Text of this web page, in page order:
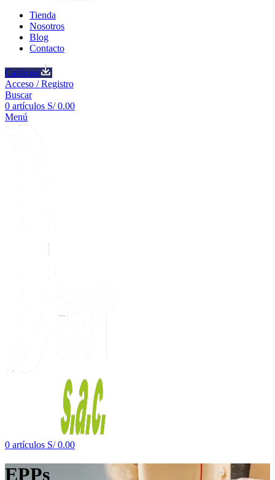
Tienda
Nosotros
Blog
Contacto
Catálogo
Acceso / Registro
Buscar
0 artículos S/0.00
Menú
0 artículos S/0.00
EPPs